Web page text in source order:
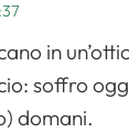
in
soffro
domani.